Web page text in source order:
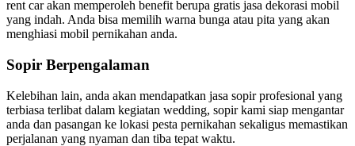
rent car akan memperoleh benefit berupa gratis jasa dekorasi mobil
yang indah. Anda bisa memilih warna bunga atau pita yang akan
menghiasi mobil pernikahan anda.
Sopir Berpengalaman
Kelebihan lain, anda akan mendapatkan jasa sopir profesional yang
terbiasa terlibat dalam kegiatan wedding, sopir kami siap mengantar
anda dan pasangan ke lokasi pesta pernikahan sekaligus memastikan
perjalanan yang nyaman dan tiba tepat waktu.